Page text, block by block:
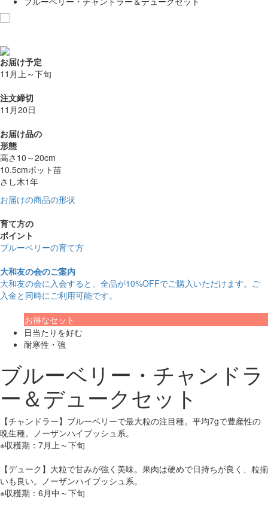
お届け予定
11月上～下旬
注文締切
11月20日
お届け品の
形態
高さ10～20cm
10.5cmポット苗
さし木1年
お届けの商品の形状
育て方の
ポイント
ブルーベリーの育て方
大和友の会のご案内
大和友の会に入会すると、 全品が10%OFFでご購入いただけます。ご
入金と同時にご利用可能です。
お得なセット
日当たりを好む
耐寒性・強
ブルーベリー・チャンドラ
ー＆デュークセット
【チャンドラー】ブルーベリーで最大粒の注目種。平均7gで豊産性の
晩生種。ノーザンハイブッシュ系。
※収穫期：7月上～下旬
【デューク】大粒で甘みが強く美味。果肉は硬めで日持ちが良く、粒揃
いも良い。ノーザンハイブッシュ系。
※収穫期：6月中～下旬